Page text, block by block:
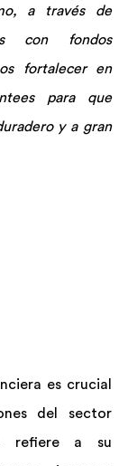
a través de
con fondos
fortalecer en
para que
y a gran
es crucial
del sector
refiere a su